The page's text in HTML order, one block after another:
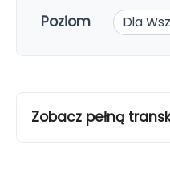
Poziom Dla
Zobacz pełną